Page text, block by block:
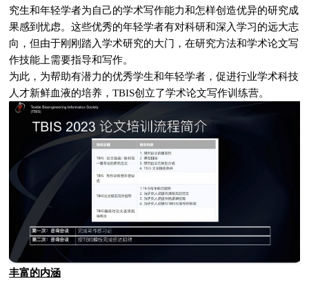
究生和年轻学者为自己的学术写作能力和怎样创造优异的研究成
果感到忧虑。这些优秀的年轻学者有对科研和深入学习的远大志
向，但由于刚刚踏入学术研究的大门，在研究方法和学术论文写
作技能上需要指导和写作。
为此，为帮助有潜力的优秀学生和年轻学者，促进行业学术科技
人才新鲜血液的培养，TBIS创立了学术论文写作训练营。
丰富的内涵